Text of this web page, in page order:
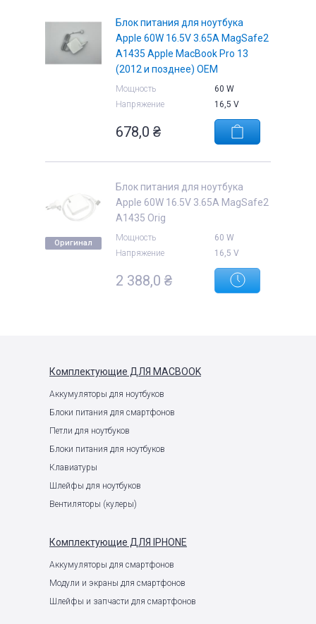
Блок питания для ноутбука
Apple 60W 16.5V 3.65A MagSafe2
A1435 Apple MacBook Pro 13
(2012 и позднее) OEM
Мощность
60 W
Напряжение
16,5 V
678,0 ₴
Оригинал
Блок питания для ноутбука
Apple 60W 16.5V 3.65A MagSafe2
A1435 Orig
Мощность
60 W
Напряжение
16,5 V
2 388,0 ₴
Комплектующие ДЛЯ MACBOOK
Аккумуляторы для ноутбуков
Блоки питания для смартфонов
Петли для ноутбуков
Блоки питания для ноутбуков
Клавиатуры
Шлейфы для ноутбуков
Вентиляторы (кулеры)
Комплектующие ДЛЯ IPHONE
Аккумуляторы для смартфонов
Модули и экраны для смартфонов
Шлейфы и запчасти для смартфонов